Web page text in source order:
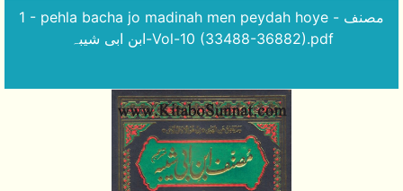
1 - pehla bacha jo madinah men peydah hoye - مصنف
ابن ابی شیبہ-Vol-10 (33488-36882).pdf